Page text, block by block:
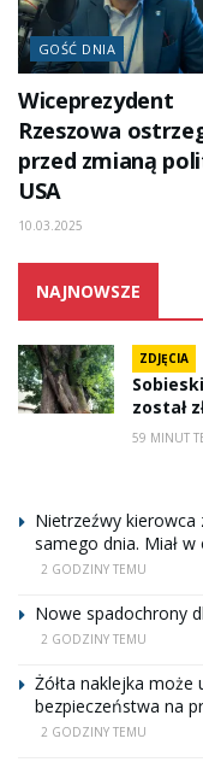
GOŚĆ DNIA
Wiceprezydent
Rzeszowa
przed zmianą
USA
10.03.2025
NAJNOWSZE
ZDJĘCIA
został
59 MINUT
Nietrzeźwy
samego dnia. Miał
2 GODZINY TEMU
Nowe spadochrony
2 GODZINY TEMU
Żółta naklejka może
bezpieczeństwa na
2 GODZINY TEMU